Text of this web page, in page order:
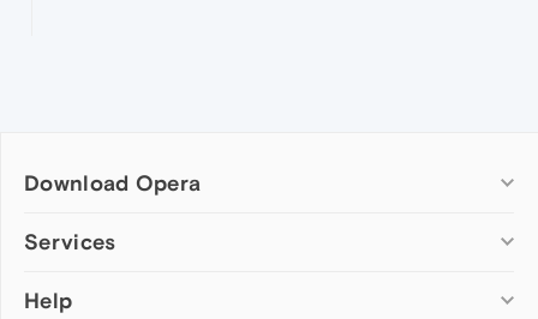
Download Opera
Computer browsers
Opera for Mac
Services
Add-ons
Help